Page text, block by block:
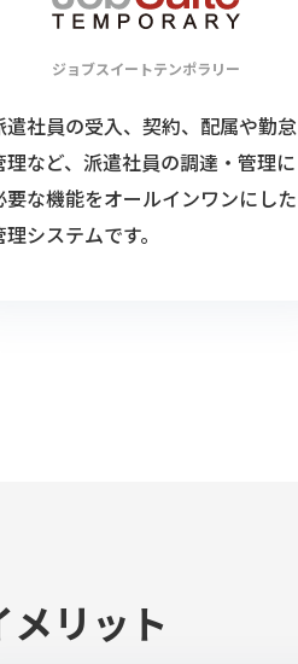
ジョブスイートテンポラリー
遣社員の受入、契約、配属や勤怠
理など、派遣社員の調達・管理に
要な機能をオールインワンにした
理システムです。
メリット